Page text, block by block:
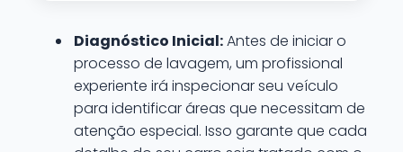
Diagnóstico Inicial:Antes de iniciar o
processo de lavagem, um profissional
experiente irá inspecionar seu veículo
para identificar áreas que necessitam de
atenção especial. Isso garante que cada